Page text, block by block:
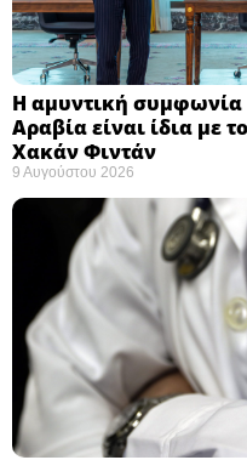
Η αμυντική συμφωνία
Αραβία είναι ίδια με
Χακάν Φιντάν ​
9 Αυγούστου 2026